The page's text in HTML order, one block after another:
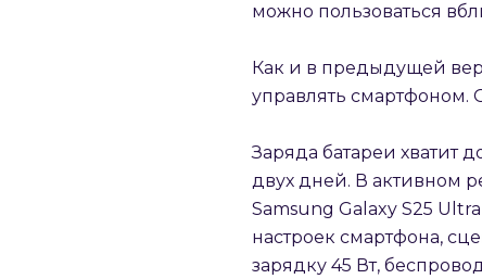
можно пользоваться
Как и в предыдущей
управлять смартфоном.
Заряда батареи хватит
двух дней. В активном
Samsung Galaxy S25
настроек смартфона,
зарядку 45 Вт,